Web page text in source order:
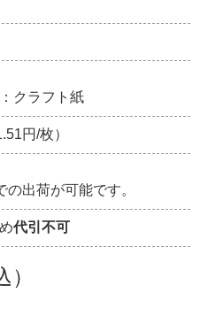
クラフト紙
円/枚）
の出荷が可能です。
代引不可